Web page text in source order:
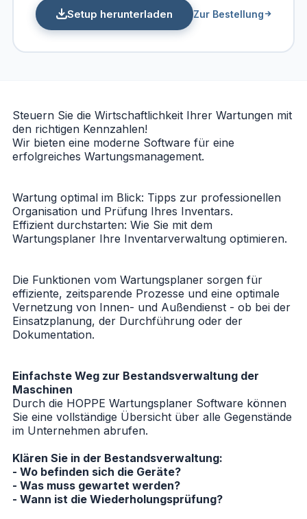
Setup herunterladen Zur Bestellung
Steuern Sie die Wirtschaftlichkeit Ihrer Wartungen mit
den richtigen Kennzahlen!
Wir bieten eine moderne Software für eine
erfolgreiches Wartungsmanagement.
Wartung optimal im Blick: Tipps zur professionellen
Organisation und Prüfung Ihres Inventars.
Effizient durchstarten: Wie Sie mit dem
Wartungsplaner Ihre Inventarverwaltung optimieren.
Die Funktionen vom Wartungsplaner sorgen für
effiziente, zeitsparende Prozesse und eine optimale
Vernetzung von Innen- und Außendienst - ob bei der
Einsatzplanung, der Durchführung oder der
Dokumentation.
Einfachste Weg zur Bestandsverwaltung der
Maschinen
Durch die HOPPE Wartungsplaner Software können
Sie eine vollständige Übersicht über alle Gegenstände
im Unternehmen abrufen.
Klären Sie in der Bestandsverwaltung:
- Wo befinden sich die Geräte?
- Was muss gewartet werden?
- Wann ist die Wiederholungsprüfung?